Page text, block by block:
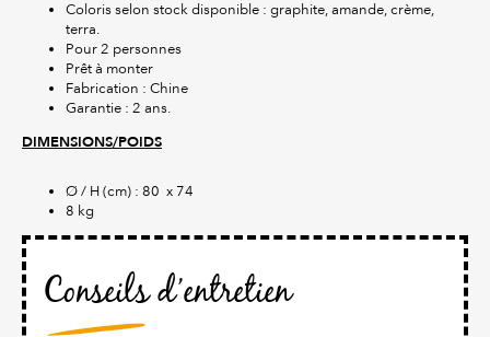
Coloris selon stock disponible : graphite, amande, crème,
terra.
Pour 2 personnes
Prêt à monter
Fabrication : Chine
Garantie : 2 ans.
DIMENSIONS/POIDS
Ø / H (cm) : 80 x 74
8 kg
Conseils d’entretien